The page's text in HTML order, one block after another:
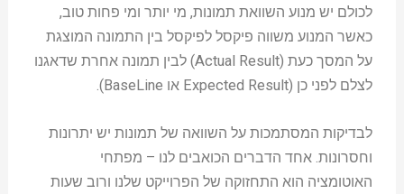
לכולם יש מנוע השוואת תמונות, מי יותר ומי פחות טוב,
כאשר המנוע משווה פיקסל לפיקסל בין התמונה המוצגת
על המסך כעת (Actual Result) לבין תמונה אחרת שדאגנו
לצלם לפני כן (Expected Result או BaseLine).
לבדיקות המסתמכות על השוואה של תמונות יש יתרונות
וחסרונות. אחד הדברים הכואבים לנו – מפתחי
האוטומציה הוא התחזוקה של הפרוייקט שלנו ורוב שעות